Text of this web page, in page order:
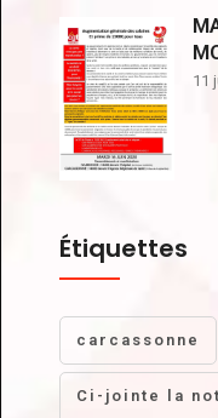
11
Étiquettes
carcassonne
Ci-jointe la